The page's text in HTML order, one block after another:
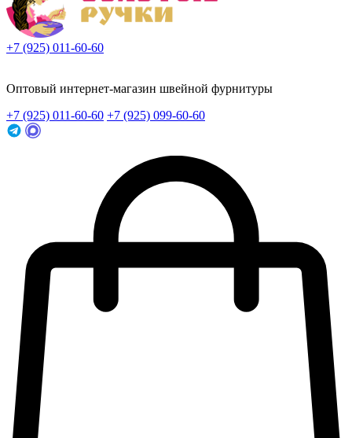
+7 (925) 011-60-60
Оптовый интернет-магазин швейной фурнитуры
+7 (925) 011-60-60 +7 (925) 099-60-60